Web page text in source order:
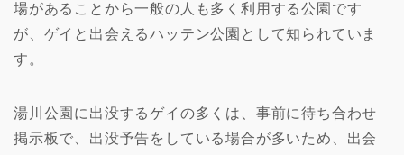
場があることから一般の人も多く利用する公園です
が、ゲイと出会えるハッテン公園として知られていま
す。
湯川公園に出没するゲイの多くは、事前に待ち合わせ
掲示板で、出没予告をしている場合が多いため、出会